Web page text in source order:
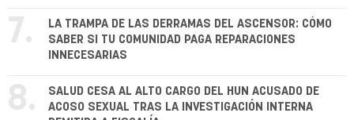
7.
LA TRAMPA DE LAS DERRAMAS DEL ASCENSOR: CÓMO
SABER SI TU COMUNIDAD PAGA REPARACIONES
INNECESARIAS
8.
SALUD CESA AL ALTO CARGO DEL HUN ACUSADO DE
ACOSO SEXUAL TRAS LA INVESTIGACIÓN INTERNA